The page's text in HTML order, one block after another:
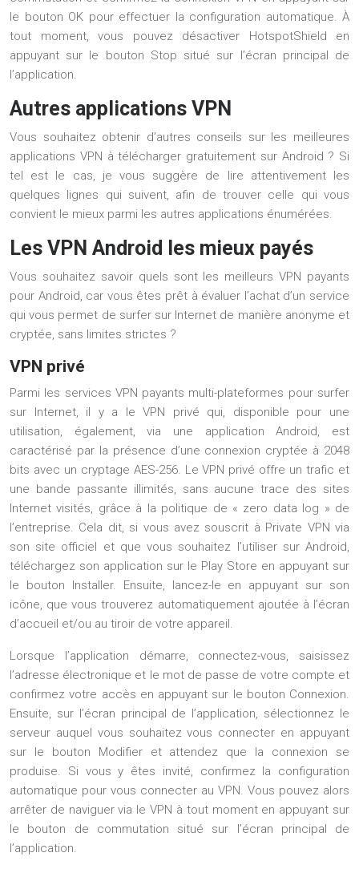
le bouton OK pour effectuer la configuration automatique. À
tout moment, vous pouvez désactiver HotspotShield en
appuyant sur le bouton Stop situé sur l’écran principal de
l’application.
Autres applications VPN
Vous souhaitez obtenir d’autres conseils sur les meilleures
applications VPN à télécharger gratuitement sur Android ? Si
tel est le cas, je vous suggère de lire attentivement les
quelques lignes qui suivent, afin de trouver celle qui vous
convient le mieux parmi les autres applications énumérées.
Les VPN Android les mieux payés
Vous souhaitez savoir quels sont les meilleurs VPN payants
pour Android, car vous êtes prêt à évaluer l’achat d’un service
qui vous permet de surfer sur Internet de manière anonyme et
cryptée, sans limites strictes ?
VPN privé
Parmi les services VPN payants multi-plateformes pour surfer
sur Internet, il y a le VPN privé qui, disponible pour une
utilisation, également, via une application Android, est
caractérisé par la présence d’une connexion cryptée à 2048
bits avec un cryptage AES-256. Le VPN privé offre un trafic et
une bande passante illimités, sans aucune trace des sites
Internet visités, grâce à la politique de « zero data log » de
l’entreprise. Cela dit, si vous avez souscrit à Private VPN via
son site officiel et que vous souhaitez l’utiliser sur Android,
téléchargez son application sur le Play Store en appuyant sur
le bouton Installer. Ensuite, lancez-le en appuyant sur son
icône, que vous trouverez automatiquement ajoutée à l’écran
d’accueil et/ou au tiroir de votre appareil.
Lorsque l’application démarre, connectez-vous, saisissez
l’adresse électronique et le mot de passe de votre compte et
confirmez votre accès en appuyant sur le bouton Connexion.
Ensuite, sur l’écran principal de l’application, sélectionnez le
serveur auquel vous souhaitez vous connecter en appuyant
sur le bouton Modifier et attendez que la connexion se
produise. Si vous y êtes invité, confirmez la configuration
automatique pour vous connecter au VPN. Vous pouvez alors
arrêter de naviguer via le VPN à tout moment en appuyant sur
le bouton de commutation situé sur l’écran principal de
l’application.